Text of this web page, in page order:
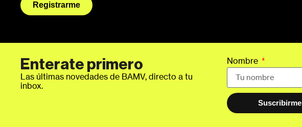
Registrarme
Enterate primero
Las últimas novedades de BAMV, directo a tu
inbox.
Nombre
Suscribirme